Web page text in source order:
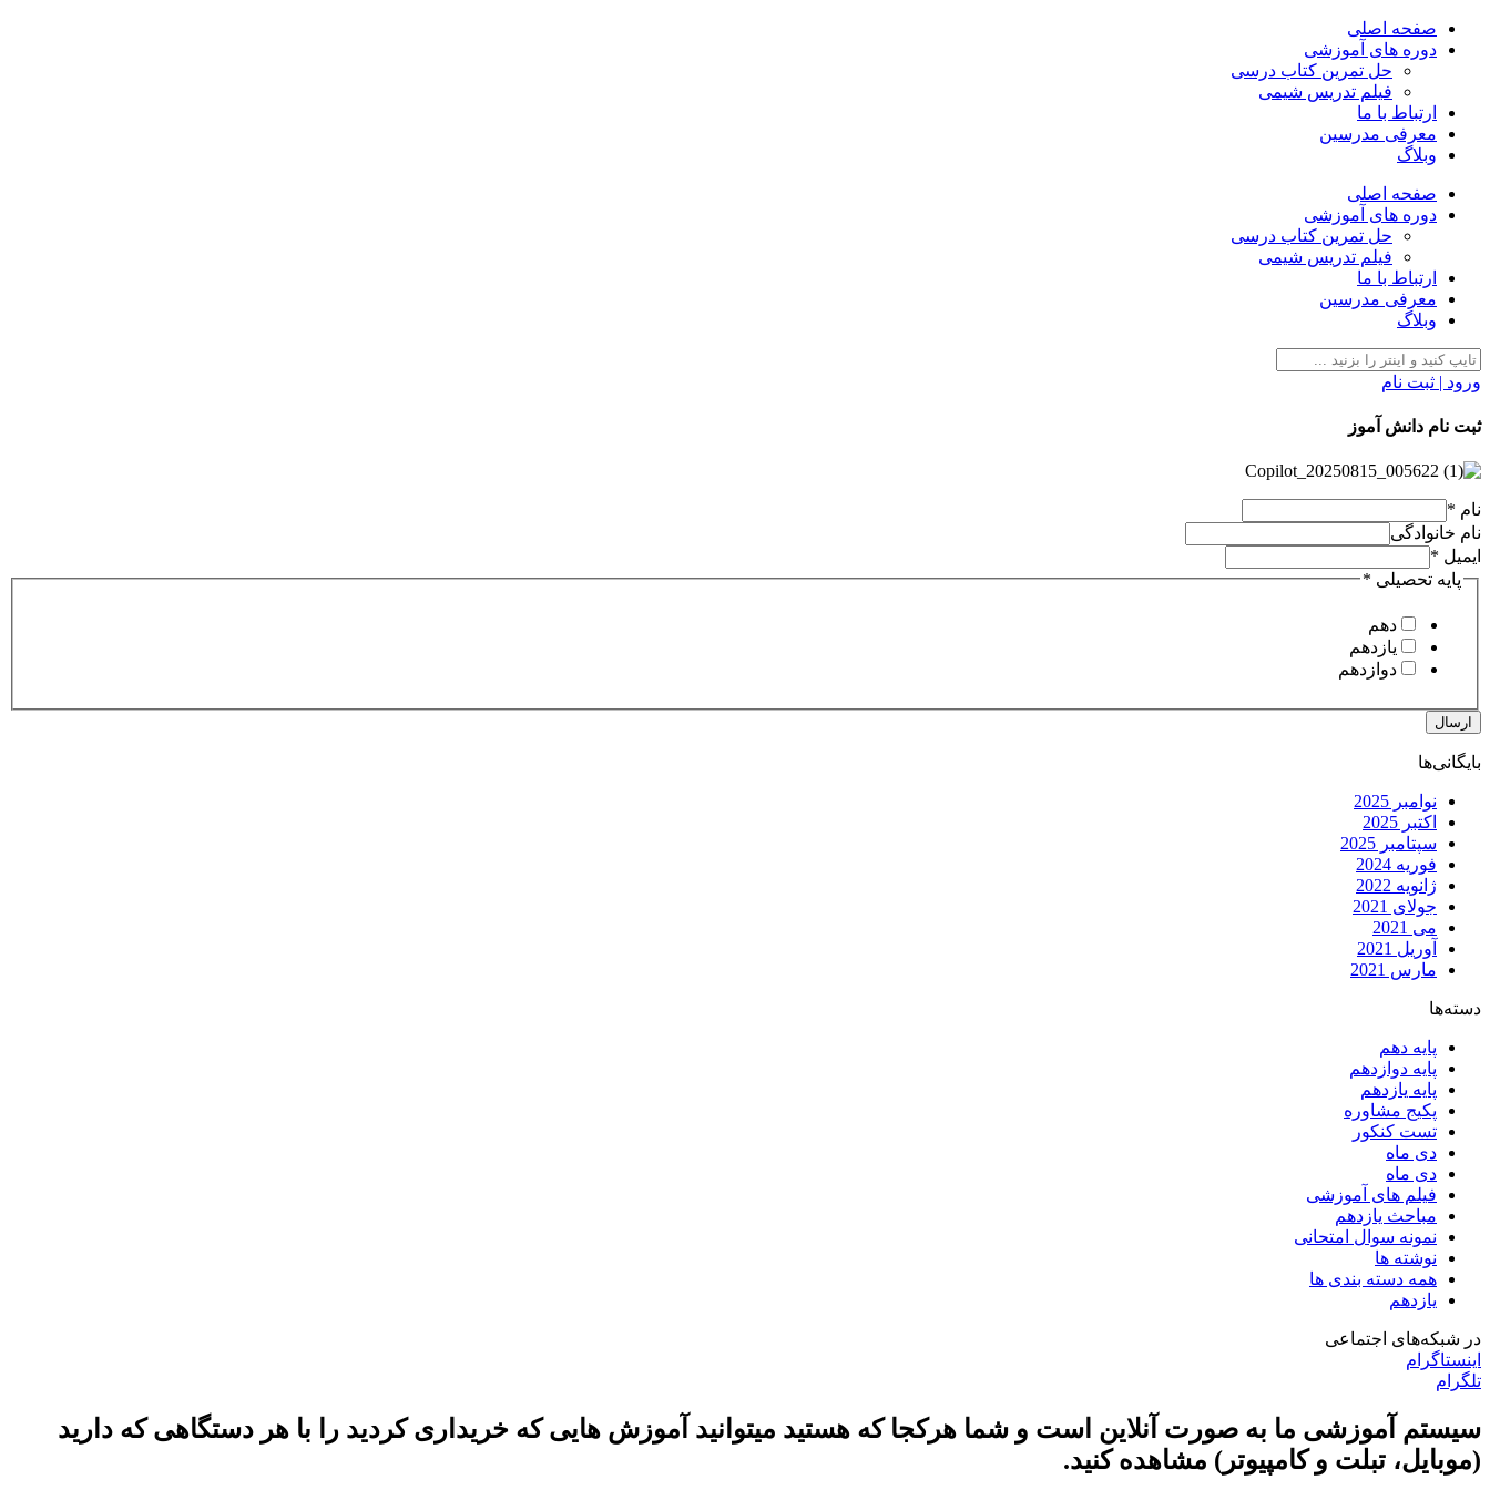
صفحه اصلی
دوره های آموزشی
حل تمرین کتاب درسی
فیلم تدریس شیمی
ارتباط با ما
معرفی مدرسین
وبلاگ
صفحه اصلی
دوره های آموزشی
حل تمرین کتاب درسی
فیلم تدریس شیمی
ارتباط با ما
معرفی مدرسین
وبلاگ
ورود | ثبت نام
ثبت نام دانش آموز
نام *
نام خانوادگی
خانوادگی
نام
ایمیل *
پایه تحصیلی *
دهم
یازدهم
دوازدهم
ارسال
بایگانی‌ها
نوامبر 2025
اکتبر 2025
سپتامبر 2025
فوریه 2024
ژانویه 2022
جولای 2021
می 2021
آوریل 2021
مارس 2021
دسته‌ها
پایه دهم
پایه دوازدهم
پایه یازدهم
پکیج مشاوره
تست کنکور
دی ماه
دی ماه
فیلم های آموزشی
مباحث یازدهم
نمونه سوال امتحانی
نوشته ها
همه دسته بندی ها
یازدهم
در شبکه‌های اجتماعی
اینستاگرام
تلگرام
سیستم آموزشی ما به صورت آنلاین است و شما هرکجا که هستید میتوانید آموزش هایی که خریداری کردید را با هر دستگاهی که دارید
(موبایل، تبلت و کامپیوتر) مشاهده کنید.